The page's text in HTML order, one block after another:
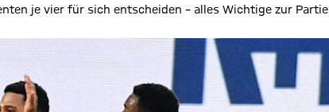
je vier für sich entscheiden – alles Wichtige zur Partie